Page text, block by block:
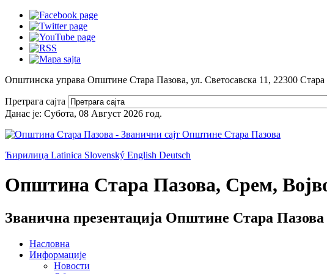
Општинска управа Општине Стара Пазова, ул. Светосавска 11, 22300 Стара
Претрага сајта
Данас је: Субота, 08 Август 2026 год.
Ћирилица Latinica Slovenský English Deutsch
Општина Стара Пазова, Срем,
Званична презентација Општине Стара Пазова
Насловна
Информације
Новости